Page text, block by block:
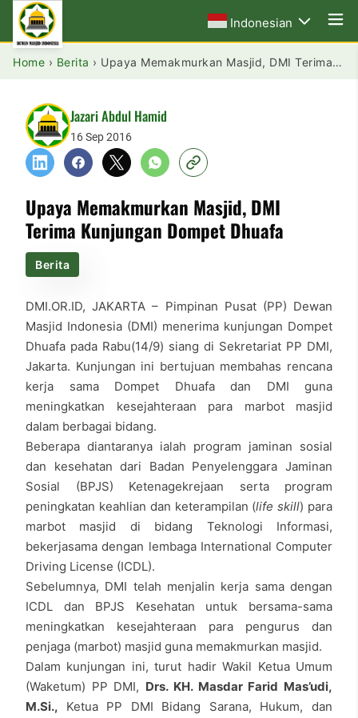
Indonesian
Home › Berita › Upaya Memakmurkan Masjid, DMI Terima Kunjungan Dompet Dhuafa
Jazari Abdul Hamid
16 Sep 2016
Upaya Memakmurkan Masjid, DMI
Terima Kunjungan Dompet Dhuafa
Berita
DMI.OR.ID, JAKARTA – Pimpinan Pusat (PP) Dewan
Masjid Indonesia (DMI) menerima kunjungan Dompet
Dhuafa pada Rabu(14/9) siang di Sekretariat PP DMI,
Jakarta. Kunjungan ini bertujuan membahas rencana
kerja sama Dompet Dhuafa dan DMI guna
meningkatkan kesejahteraan para marbot masjid
dalam berbagai bidang.
Beberapa diantaranya ialah program jaminan sosial
dan kesehatan dari Badan Penyelenggara Jaminan
Sosial (BPJS) Ketenagekrejaan serta program
peningkatan keahlian dan keterampilan (life skill) para
marbot masjid di bidang Teknologi Informasi,
bekerjasama dengan lembaga International Computer
Driving License (ICDL).
Sebelumnya, DMI telah menjalin kerja sama dengan
ICDL dan BPJS Kesehatan untuk bersama-sama
meningkatkan kesejahteraan para pengurus dan
penjaga (marbot) masjid guna memakmurkan masjid.
Dalam kunjungan ini, turut hadir Wakil Ketua Umum
(Waketum) PP DMI, Drs. KH. Masdar Farid Mas’udi,
M.Si., Ketua PP DMI Bidang Sarana, Hukum, dan